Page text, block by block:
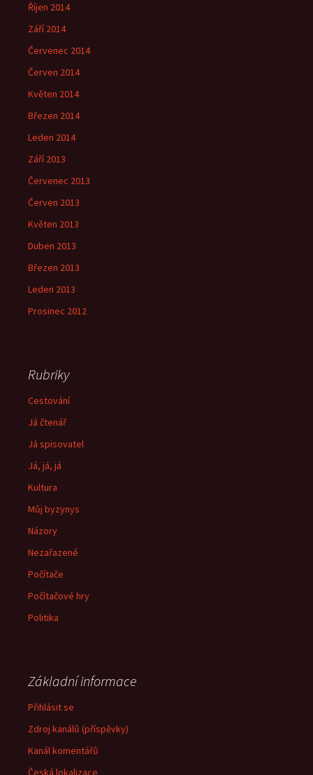
Říjen 2014
Září 2014
Červenec 2014
Červen 2014
Květen 2014
Březen 2014
Leden 2014
Září 2013
Červenec 2013
Červen 2013
Květen 2013
Duben 2013
Březen 2013
Leden 2013
Prosinec 2012
Rubriky
Cestování
Já čtenář
Já spisovatel
Já, já, já
Kultura
Můj byzynys
Názory
Nezařazené
Počítače
Počítačové hry
Politika
Základní informace
Přihlásit se
Zdroj kanálů (příspěvky)
Kanál komentářů
Česká lokalizace